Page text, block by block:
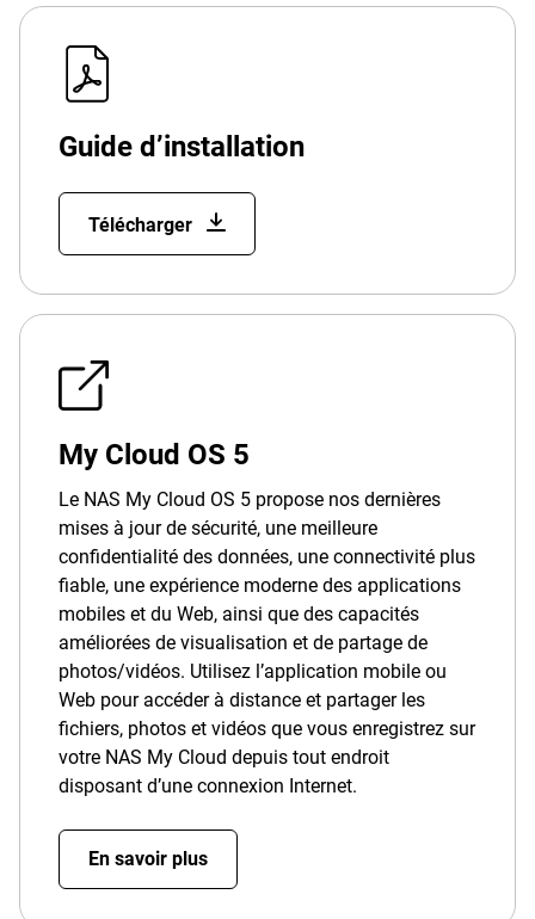
Guide d’installation
Télécharger
My Cloud OS 5
Le NAS My Cloud OS 5 propose nos dernières
mises à jour de sécurité, une meilleure
confidentialité des données, une connectivité plus
fiable, une expérience moderne des applications
mobiles et du Web, ainsi que des capacités
améliorées de visualisation et de partage de
photos/vidéos. Utilisez l’application mobile ou
Web pour accéder à distance et partager les
fichiers, photos et vidéos que vous enregistrez sur
votre NAS My Cloud depuis tout endroit
disposant d’une connexion Internet.
En savoir plus